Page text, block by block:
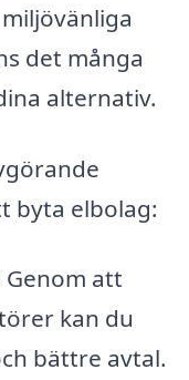
det många
alternativ.
byta elbolag:
Genom att
kan du
bättre avtal.